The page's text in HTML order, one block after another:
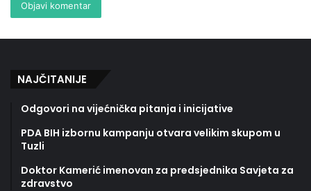
NAJČITANIJE
Odgovori na vijećnička pitanja i inicijative
PDA BIH izbornu kampanju otvara velikim skupom u
Tuzli
Doktor Kamerić imenovan za predsjednika Savjeta za
zdravstvo